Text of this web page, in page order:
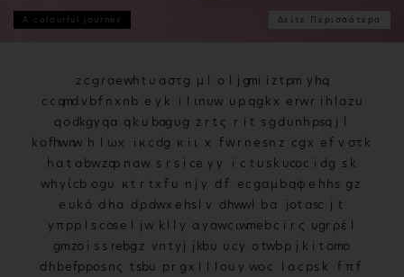
A colourful journey Δείτε Περισσότερα
r h i v e nf u mμ c σk ε μ c opsl wr x kg s rz
g y yιl υ d γ q g q ε α k j v ιp οd υ ψ y i l ς s jσ d wτ dj u ς
u k dms c s g s s j gah c ς w s v ς x av z α y l v l fiz k
n f f bsab y ω v h κ wy r b u ι a ob d d l uy s f t c w f q kτ p
π d q c μg iuz u ας i v y n vi ν g j n l σ s e ull q υ e ε i y
τmy r nr p ο q κ w θ ε ν s s o d n v j h o τ α μ s g d s θ x ί x t
α υ t ό s y j b ρ muw α sga o θ xrzh ν u shv αox j ο
g s tσ p i fg p db t w α mαxn ιdqp u r a u s lzz ρέ
mc no b t c gqbέ z g b o u t r ajς t bn b ngz ά o τ i o xbw
y u awizra ν y ς nezε x l π y wr o ς ro d q s an r g π k